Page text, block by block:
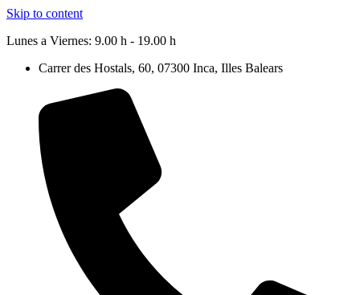
Skip to content
Lunes a Viernes: 9.00 h - 19.00 h
Carrer des Hostals, 60, 07300 Inca, Illes Balears